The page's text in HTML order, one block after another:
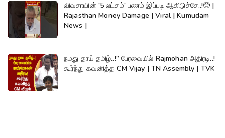
விவசாயின் '5 லட்சம்' பணம் இப்படி ஆகிடுச்சே..!🥺 |
Rajasthan Money Damage | Viral | Kumudam
News |
நமது தாய் தமிழ்..!” பேரவையில் Rajmohan அதிரடி..!
கூர்ந்து கவனித்த CM Vijay | TN Assembly | TVK